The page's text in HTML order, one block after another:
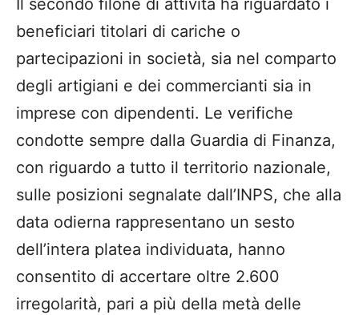
Il secondo filone di attività ha riguardato i
beneficiari titolari di cariche o
partecipazioni in società, sia nel comparto
degli artigiani e dei commercianti sia in
imprese con dipendenti. Le verifiche
condotte sempre dalla Guardia di Finanza,
con riguardo a tutto il territorio nazionale,
sulle posizioni segnalate dall’INPS, che alla
data odierna rappresentano un sesto
dell’intera platea individuata, hanno
consentito di accertare oltre 2.600
irregolarità, pari a più della metà delle